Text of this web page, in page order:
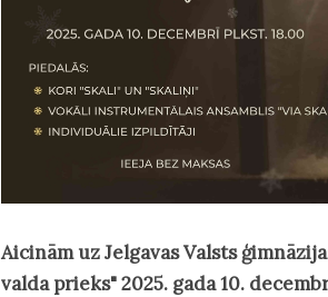
Aicinām uz Jelgavas Valsts
valda prieks" 2025. gada 10.